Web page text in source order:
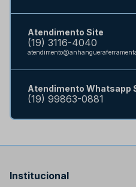
Atendimento Site
(19) 3116-4040
Atendimento Whatsapp
(19) 99863-0881
Institucional